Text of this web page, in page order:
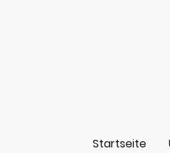
Startseite